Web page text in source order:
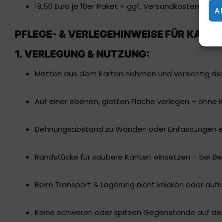
19,50 Euro je 10er Paket + ggf.
PFLEGE- & VERLEGEHINWEISE FÜR
1. VERLEGUNG & NUTZUNG:
Matten aus dem Karton nehmen und vorsichtig
Auf einer ebenen, glatten Fläche verlegen – ohne
Dehnungsabstand zu Wänden oder
Randstücke für saubere Kanten einsetzen – bei
Beim Transport & Lagerung nicht knicken oder
Keine schweren oder spitzen Gegenstände auf